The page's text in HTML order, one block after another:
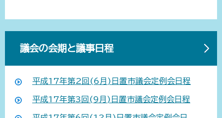
議会の会期と議事日程
平成17年第2回(6月)日置市議会定例会日程
平成17年第3回(9月)日置市議会定例会日程